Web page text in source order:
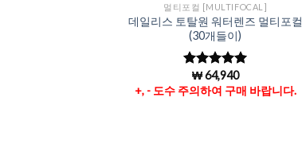
멀티포컬 [MULTIFOCAL]
데일리스 토탈원 워터렌즈 멀티포컬
(30개들이)
5 중에서
4.96로 평
₩64,940
+, - 도수 주의하여 구매 바랍니다.